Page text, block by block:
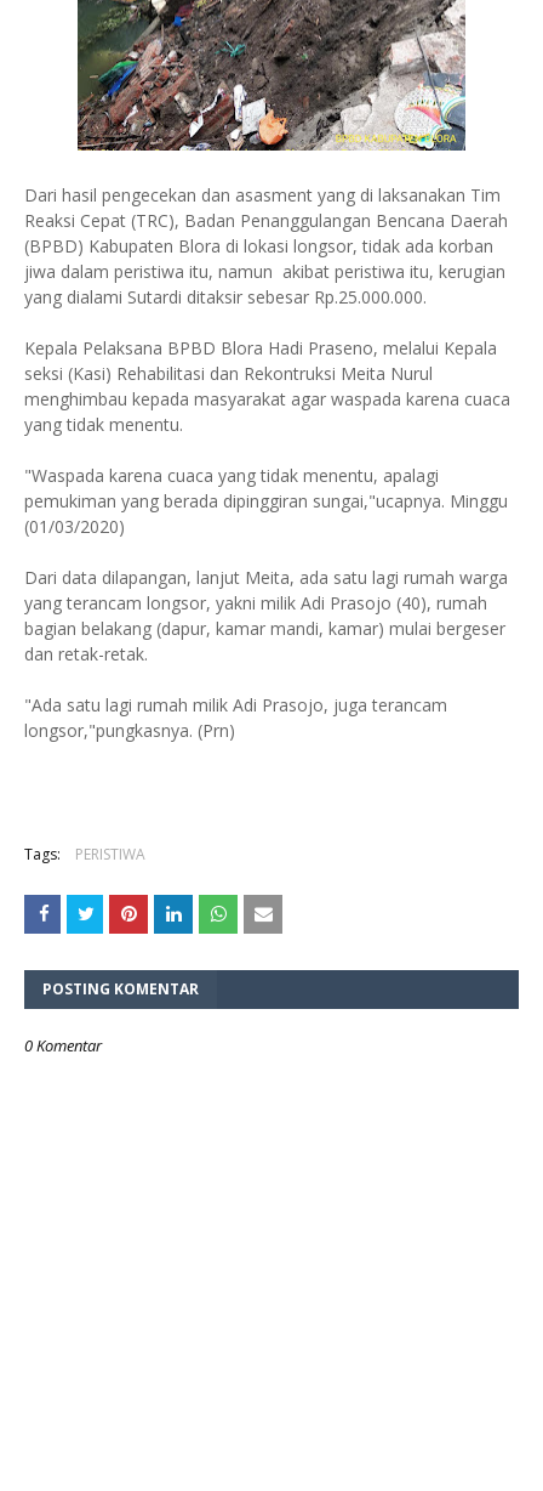
Dari hasil pengecekan dan asasment yang di laksanakan Tim
Reaksi Cepat (TRC), Badan Penanggulangan Bencana Daerah
(BPBD) Kabupaten Blora di lokasi longsor, tidak ada korban
jiwa dalam peristiwa itu, namun akibat peristiwa itu, kerugian
yang dialami Sutardi ditaksir sebesar Rp.25.000.000.
Kepala Pelaksana BPBD Blora Hadi Praseno, melalui Kepala
seksi (Kasi) Rehabilitasi dan Rekontruksi Meita Nurul
menghimbau kepada masyarakat agar waspada karena cuaca
yang tidak menentu.
"Waspada karena cuaca yang tidak menentu, apalagi
pemukiman yang berada dipinggiran sungai,"ucapnya. Minggu
(01/03/2020)
Dari data dilapangan, lanjut Meita, ada satu lagi rumah warga
yang terancam longsor, yakni milik Adi Prasojo (40), rumah
bagian belakang (dapur, kamar mandi, kamar) mulai bergeser
dan retak-retak.
"Ada satu lagi rumah milik Adi Prasojo, juga terancam
longsor,"pungkasnya. (Prn)
Tags: PERISTIWA
POSTING KOMENTAR
0 Komentar